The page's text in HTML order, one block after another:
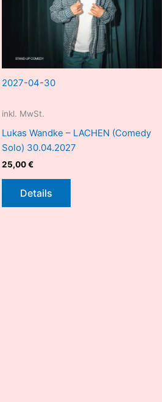
2027-04-30
inkl. MwSt.
Lukas Wandke – LACHEN (Comedy
Solo) 30.04.2027
25,00€
Details